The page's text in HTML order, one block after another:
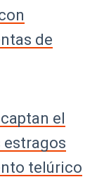
de
el
estragos
telúrico